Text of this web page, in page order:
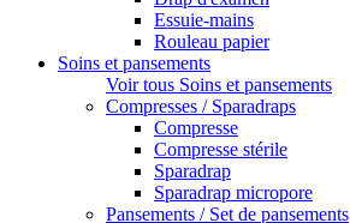
Essuie-mains
Rouleau papier
Soins et pansements
Voir tous Soins et pansements
Compresses / Sparadraps
Compresse
Compresse stérile
Sparadrap
Sparadrap micropore
Pansements / Set de pansements